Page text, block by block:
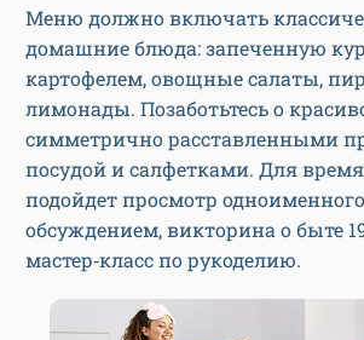
Меню должно включать
домашние блюда: запеченную
картофелем, овощные салаты,
лимонады. Позаботьтесь о
симметрично расставленными
посудой и салфетками. Для
подойдет просмотр
обсуждением, викторина о быте
мастер‑класс по рукоделию.